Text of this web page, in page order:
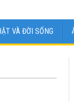
VÀ ĐỜI SỐNG